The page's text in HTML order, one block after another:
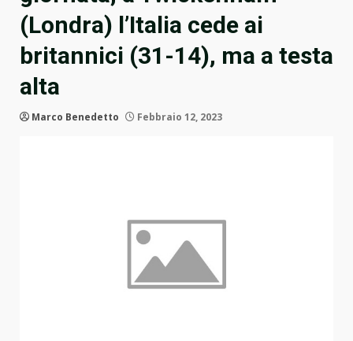
(Londra) l’Italia cede ai
britannici (31-14), ma a testa
alta
Marco Benedetto Febbraio 12, 2023